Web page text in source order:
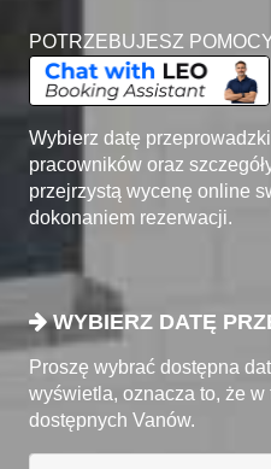
POTRZEBUJESZ
Wybierz datę
pracowników oraz
przejrzystą wycenę online
dokonaniem rezerwacji.
WYBIERZ DATĘ
Proszę wybrać dostępna
wyświetla, oznacza to, że
dostępnych Vanów.